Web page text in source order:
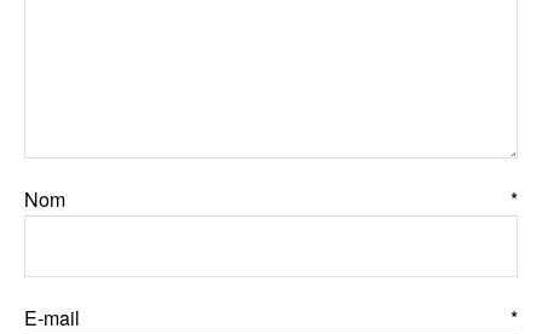
Nom *
E-mail *